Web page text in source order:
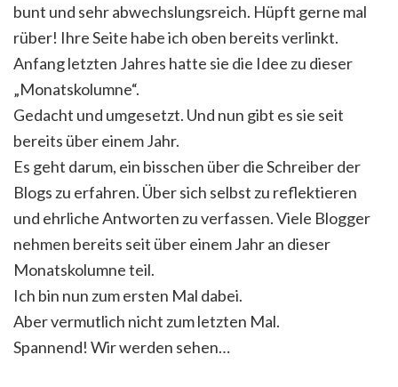
bunt und sehr abwechslungsreich. Hüpft gerne mal
rüber! Ihre Seite habe ich oben bereits verlinkt.
Anfang letzten Jahres hatte sie die Idee zu dieser
„Monatskolumne“.
Gedacht und umgesetzt. Und nun gibt es sie seit
bereits über einem Jahr.
Es geht darum, ein bisschen über die Schreiber der
Blogs zu erfahren. Über sich selbst zu reflektieren
und ehrliche Antworten zu verfassen. Viele Blogger
nehmen bereits seit über einem Jahr an dieser
Monatskolumne teil.
Ich bin nun zum ersten Mal dabei.
Aber vermutlich nicht zum letzten Mal.
Spannend! Wir werden sehen…